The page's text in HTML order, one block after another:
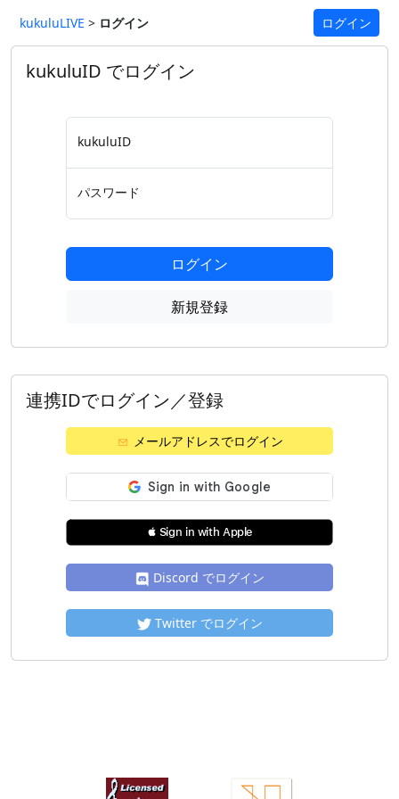
kukuluLIVE > ログイン ログイン
kukuluID でログイン
kukuluID
パスワード
ログイン
新規登録
連携IDでログイン／登録
メールアドレスでログイン
 Sign in with Apple
Discord でログイン
Twitter でログイン